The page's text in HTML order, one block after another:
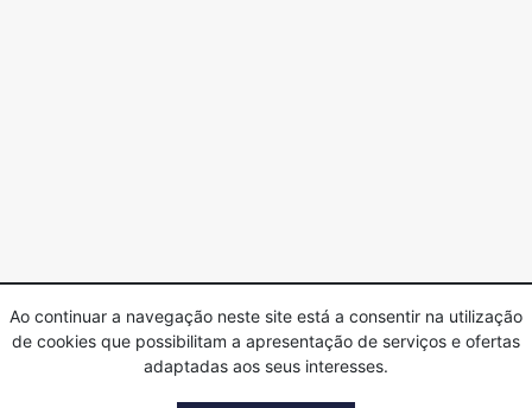
Ao continuar a navegação neste site está a consentir na utilização
de cookies que possibilitam a apresentação de serviços e ofertas
adaptadas aos seus interesses.